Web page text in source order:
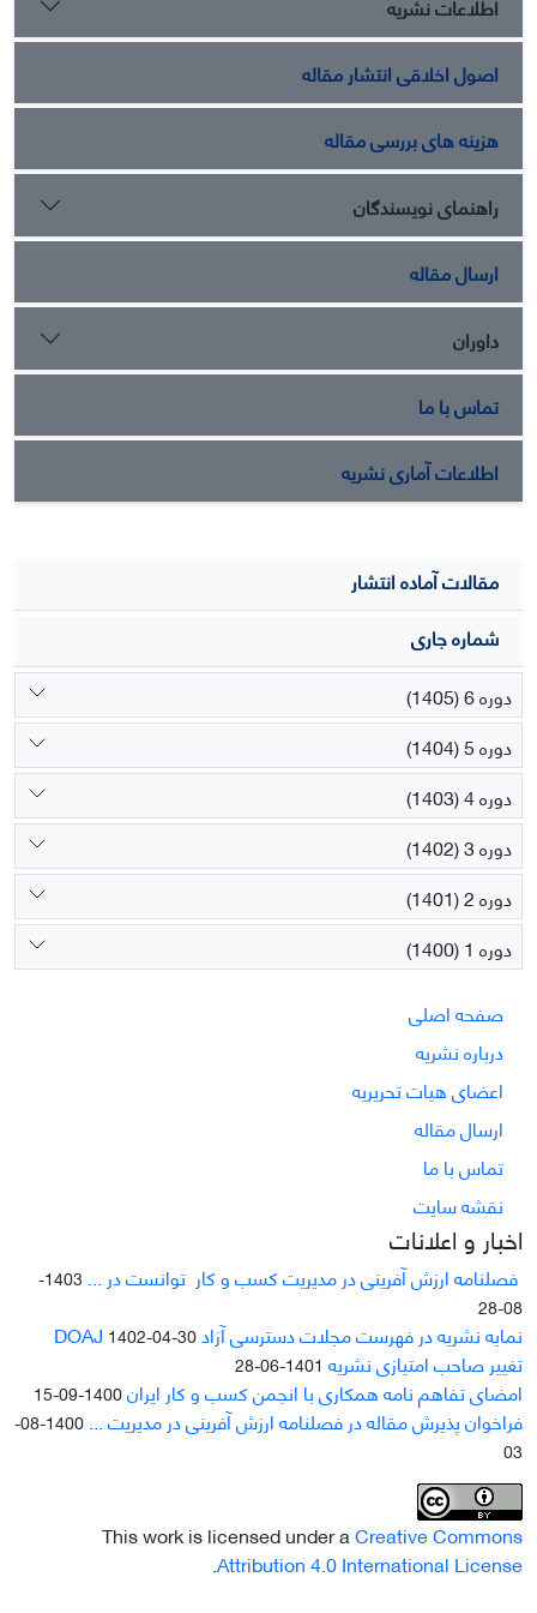
کوچک‌ومتوسط از بین ابعاد 6گانه؛ «دستیابی به مشتری هدف و
تعامل با آنان» و «درگیرکردن مشتری» در رتبه اول و «تبدیل
بازدیدکننده به مشتری»، «بازاریابی محتوای دیجیتال»، «ابزارهای
دیجیتالی مناسب» در رتبه دوم و در نهایت «استراتژی بازاریابی» در
رتبه سوم قرار دارد.
اصول اخلاقی انتشار مقاله
هزینه های بررسی مقاله
راهنمای نویسندگان
ارسال مقاله
داوران
تماس با ما
اطلاعات آماری نشریه
مقالات آماده انتشار
شماره جاری
دوره 6 (1405)
دوره 5 (1404)
دوره 4 (1403)
دوره 3 (1402)
دوره 2 (1401)
دوره 1 (1400)
صفحه اصلی
درباره نشریه
اعضای هیات تحریریه
ارسال مقاله
تماس با ما
نقشه سایت
اخبار و اعلانات
فصلنامه ارزش آفرینی در مدیریت کسب و کار توانست در ...
1403-
08-28
نمایه نشریه در فهرست مجلات دسترسی آزاد DOAJ1402-04-30
تغییر صاحب امتیازی نشریه 1401-06-28
امضای تفاهم نامه همکاری با انجمن کسب و کار ایران1400-09-15
فراخوان پذیرش مقاله در فصلنامه ارزش آفرینی در مدیریت ...
1400-08-
03
This work is licensed under aCreative Commons
Attribution 4.0 International License
.